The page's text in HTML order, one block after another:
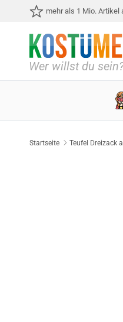
Direkt zum Inhaltmehr als 1 Mio. Artikel
Startseite Teufel Dreizack